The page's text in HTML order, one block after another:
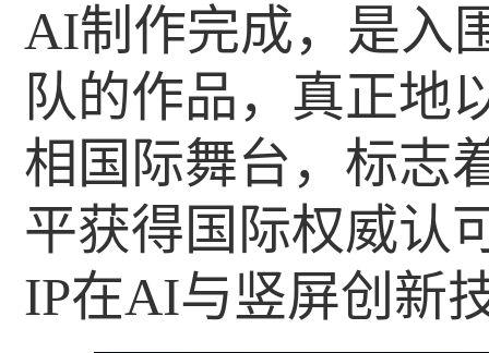
AI制作完成，是入
队的作品，真正地
相国际舞台，标志
平获得国际权威认
IP在AI与竖屏创新